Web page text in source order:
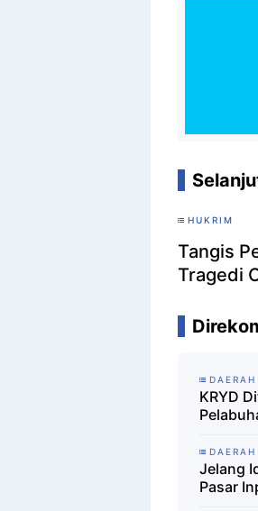
HUKRIM
Tangis
Tragedi
DAERAH
KRYD
DAERAH
Jelang
Pasar